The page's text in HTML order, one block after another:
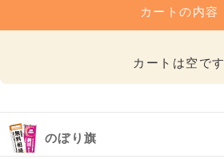
カートの内容
カートは空です
のぼり旗